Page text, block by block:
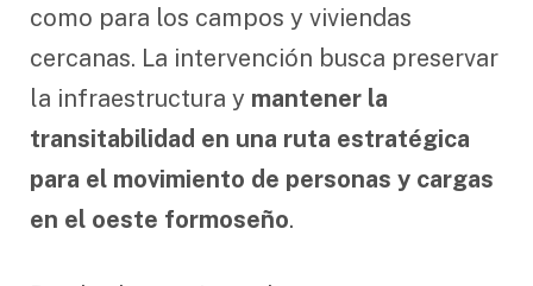
como para los campos y viviendas
cercanas. La intervención busca preservar
la infraestructura y mantener la
transitabilidad en una ruta estratégica
para el movimiento de personas y cargas
en el oeste formoseño.